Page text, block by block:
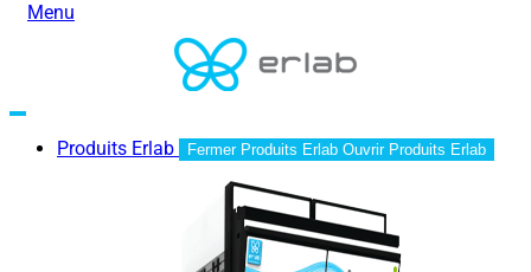
Menu
Produits Erlab Fermer Produits Erlab Ouvrir Produits Erlab